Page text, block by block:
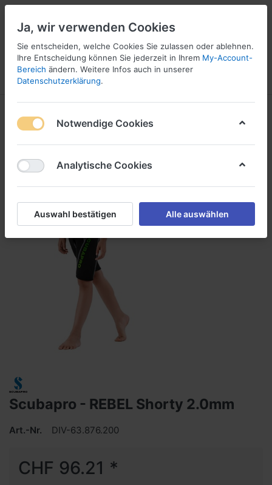
Menü Anmelden
16
Scubapro - REBEL Shorty 2.0mm
Art.-Nr. DIV-63.876.200
CHF 96.21 *
Ja, wir verwenden Cookies
Sie entscheiden, welche Cookies Sie zulassen oder ablehnen.
Ihre Entscheidung können Sie jederzeit in Ihrem My-Account-
Bereich ändern. Weitere Infos auch in unserer
Datenschutzerklärung.
Notwendige Cookies
Analytische Cookies
Auswahl bestätigen Alle auswählen